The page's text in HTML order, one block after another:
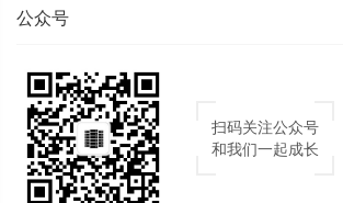
公众号
扫码关注公众号
和我们一起成长